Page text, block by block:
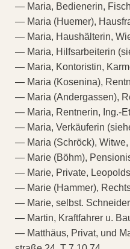
— Maria, Bedienerin,
— Maria (Huemer),
— Maria, Haushälterin,
— Maria, Hilfsarbeiterin
— Maria, Kontoristin,
— Maria (Kosenina),
— Maria (Andergassen),
— Maria, Rentnerin, Ing.-
— Maria, Verkäuferin
— Maria (Schröck),
— Marie (Böhm),
— Marie, Private,
— Marie (Hammer),
— Marie, selbst.
— Martin, Kraftfahrer u.
— Matthäus, Privat, und